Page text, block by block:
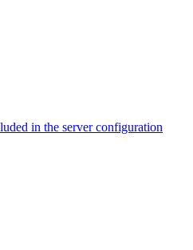
in the server configuration